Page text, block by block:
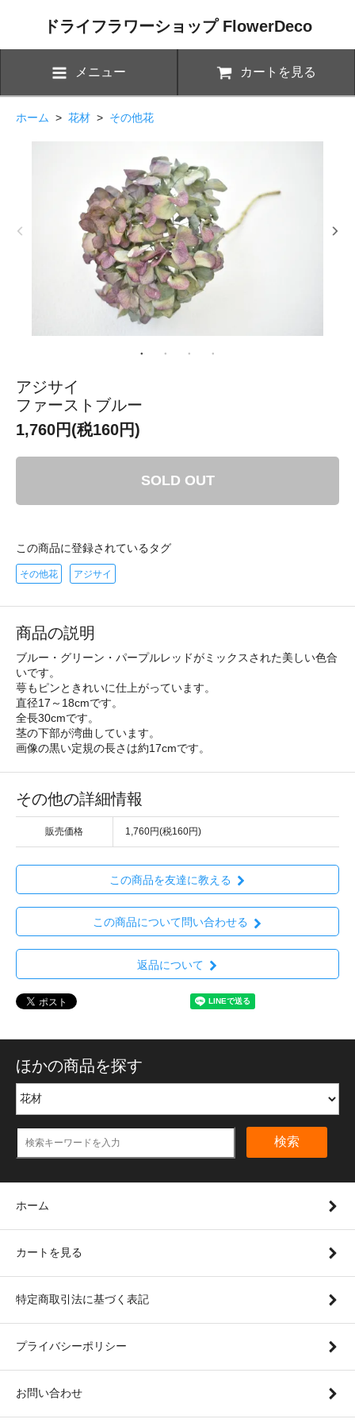
ドライフラワーショップ FlowerDeco
メニュー カートを見る
ホーム > 花材 > その他花
アジサイ
ファーストブルー
1,760円(税160円)
SOLD OUT
この商品に登録されているタグ
その他花 アジサイ
商品の説明
ブルー・グリーン・パープルレッドがミックスされた美しい色合
いです。
萼もピンときれいに仕上がっています。
直径17～18cmです。
全長30cmです。
茎の下部が湾曲しています。
画像の黒い定規の長さは約17cmです。
その他の詳細情報
販売価格 1,760円(税160円)
この商品を友達に教える
この商品について問い合わせる
返品について
ほかの商品を探す
検索
ホーム
カートを見る
特定商取引法に基づく表記
プライバシーポリシー
お問い合わせ